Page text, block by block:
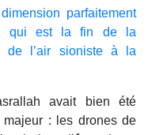
parfaitement
qui est la fin de la
de l’air sioniste à la
avait bien été
majeur : les drones de